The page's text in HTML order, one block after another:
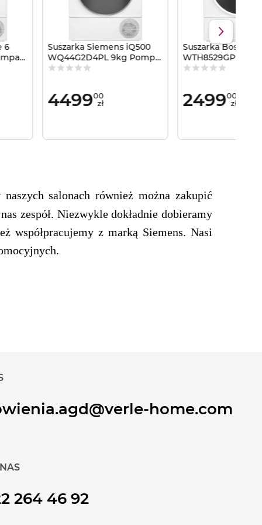
6
Suszarka Siemens iQ500
WQ44G2D4PL 9kg Pompa
ciepła autoDry
449900
zł
Suszarka Bosch
WTH8529GPL
ciepła AutoDry
249900
zł
salonach również można zakupić
zespół. Niezwykle dokładnie dobieramy
współpracujemy z marką Siemens. Nasi
home.com
264 46 92